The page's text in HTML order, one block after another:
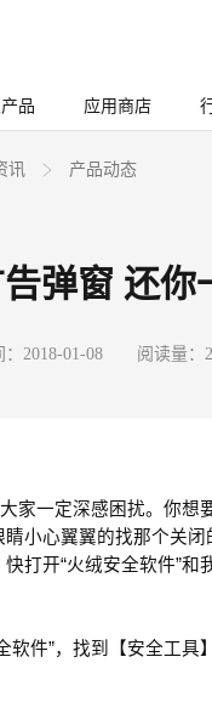
品 应用商店
讯 产品动态
弹窗 还你
2018-01-08 阅读量：
家一定深感困扰。你想
小心翼翼的找那个关
快打开“火绒安全软件”和
软件”，找到【安全工具